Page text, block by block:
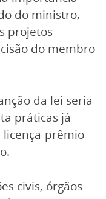
do ministro,
projetos
do membro
da lei seria
práticas já
licença-prêmio
civis, órgãos